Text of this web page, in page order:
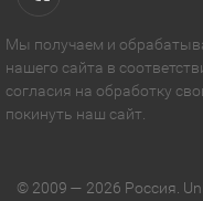
Мы получаем и
нашего сайта в
согласия на обработку
покинуть наш сайт.
© 2009 — 2026 Россия.